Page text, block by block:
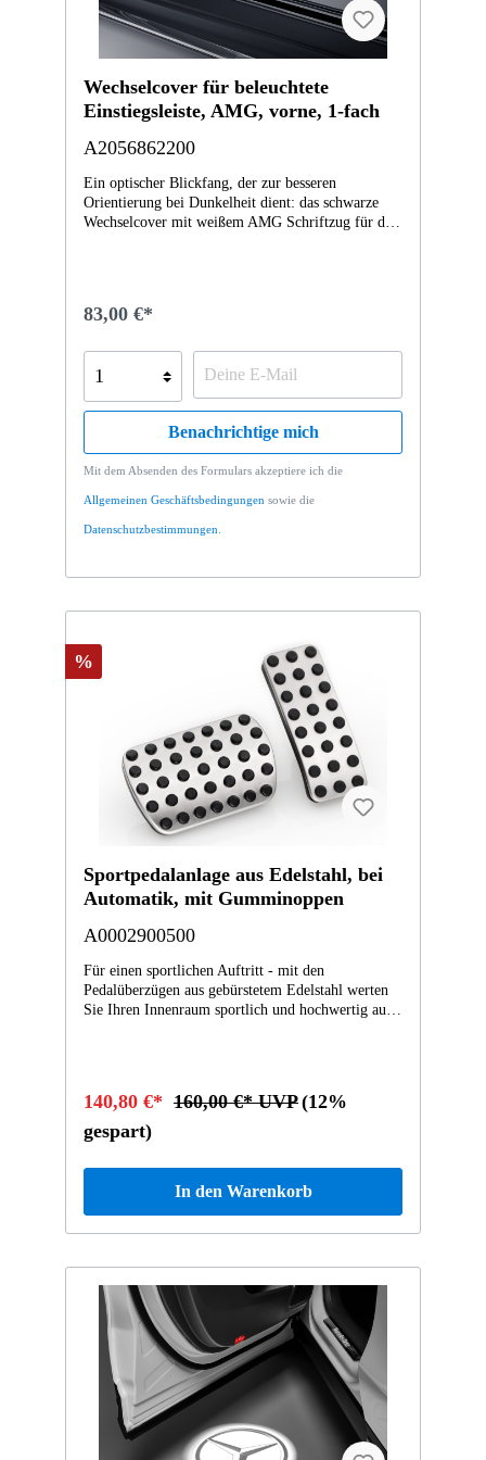
Wechselcover für beleuchtete
Einstiegsleiste, AMG, vorne, 1-fach
A2056862200
Ein optischer Blickfang, der zur besseren
Orientierung bei Dunkelheit dient: das schwarze
Wechselcover mit weißem AMG Schriftzug für die
Strapazierfähigkeit und Langlebigkeit.
83,00 €*
Benachrichtige mich
Mit dem Absenden des Formulars akzeptiere ich die
Allgemeinen Geschäftsbedingungen sowie die
Datenschutzbestimmungen
%
Sportpedalanlage aus Edelstahl, bei
Automatik, mit Gumminoppen
A0002900500
Für einen sportlichen Auftritt - mit den
Pedalüberzügen aus gebürstetem Edelstahl werten
Sie Ihren Innenraum sportlich und hochwertig auf.
Gewicht: 0.67kg Edelstahl, gebürstet
140,80 €* 160,00 €* UVP(12%
gespart)
In den Warenkorb